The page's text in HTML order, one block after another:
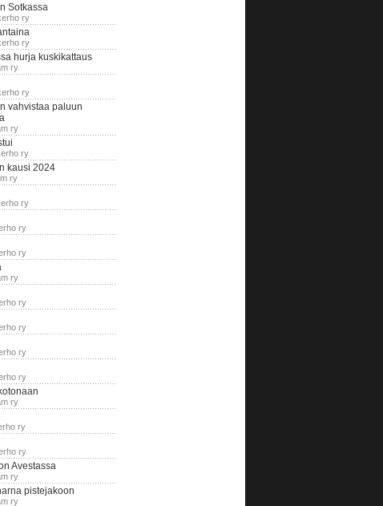
Sotkassa
ry
ry
hurja kuskikattaus
ry
ry
vahvistaa paluun
ry
ry
kausi 2024
ry
ry
ry
ry
ry
ry
ry
ry
ry
ry
ry
ry
Avestassa
ry
pistejakoon
ry